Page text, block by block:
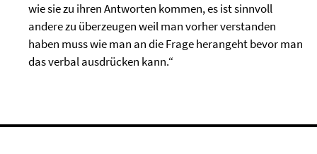
wie sie zu ihren Antworten kommen, es ist sinnvoll
andere zu überzeugen weil man vorher verstanden
haben muss wie man an die Frage herangeht bevor man
das verbal ausdrücken kann.“